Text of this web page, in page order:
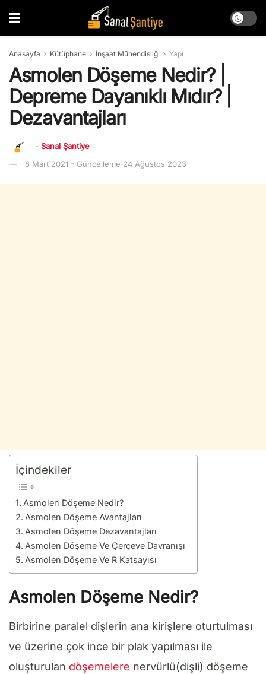
Anasayfa Kütüphane İnşaat Mühendisliği Yapı
Asmolen Döşeme Nedir? |
Depreme Dayanıklı Mıdır? |
Dezavantajları
- Sanal Şantiye
8 Mart 2021 - Güncelleme 24 Ağustos 2023
İçindekiler
Asmolen Döşeme Nedir?
Asmolen Döşeme Avantajları
Asmolen Döşeme Dezavantajları
Asmolen Döşeme Ve Çerçeve Davranışı
Asmolen Döşeme Ve R Katsayısı
Asmolen Döşeme Nedir?
Birbirine paralel dişlerin ana kirişlere oturtulması
ve üzerine çok ince bir plak yapılması ile
oluşturulan döşemelere nervürlü(dişli) döşeme